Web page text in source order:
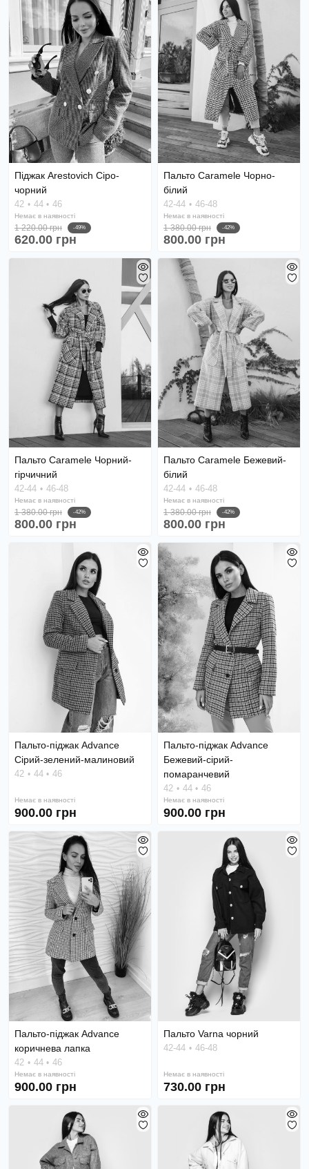
Піджак Arestovich Cіро-
чорний
42 44 46
Немає в наявності
1 220.00 грн -49%
620.00 грн
Пальто Caramele Чорно-
білий
42-44 46-48
Немає в наявності
1 380.00 грн -42%
800.00 грн
Пальто Caramele Чорний-
гірчичний
42-44 46-48
Немає в наявності
1 380.00 грн -42%
800.00 грн
Пальто Caramele Бежевий-
білий
42-44 46-48
Немає в наявності
1 380.00 грн -42%
800.00 грн
Пальто-піджак Advance
Сірий-зелений-малиновий
42 44 46
Немає в наявності
900.00 грн
Пальто-піджак Advance
Бежевий-сірий-
помаранчевий
42 44 46
Немає в наявності
900.00 грн
Пальто-піджак Advance
коричнева лапка
42 44 46
Немає в наявності
900.00 грн
Пальто Varna чорний
42-44 46-48
Немає в наявності
730.00 грн